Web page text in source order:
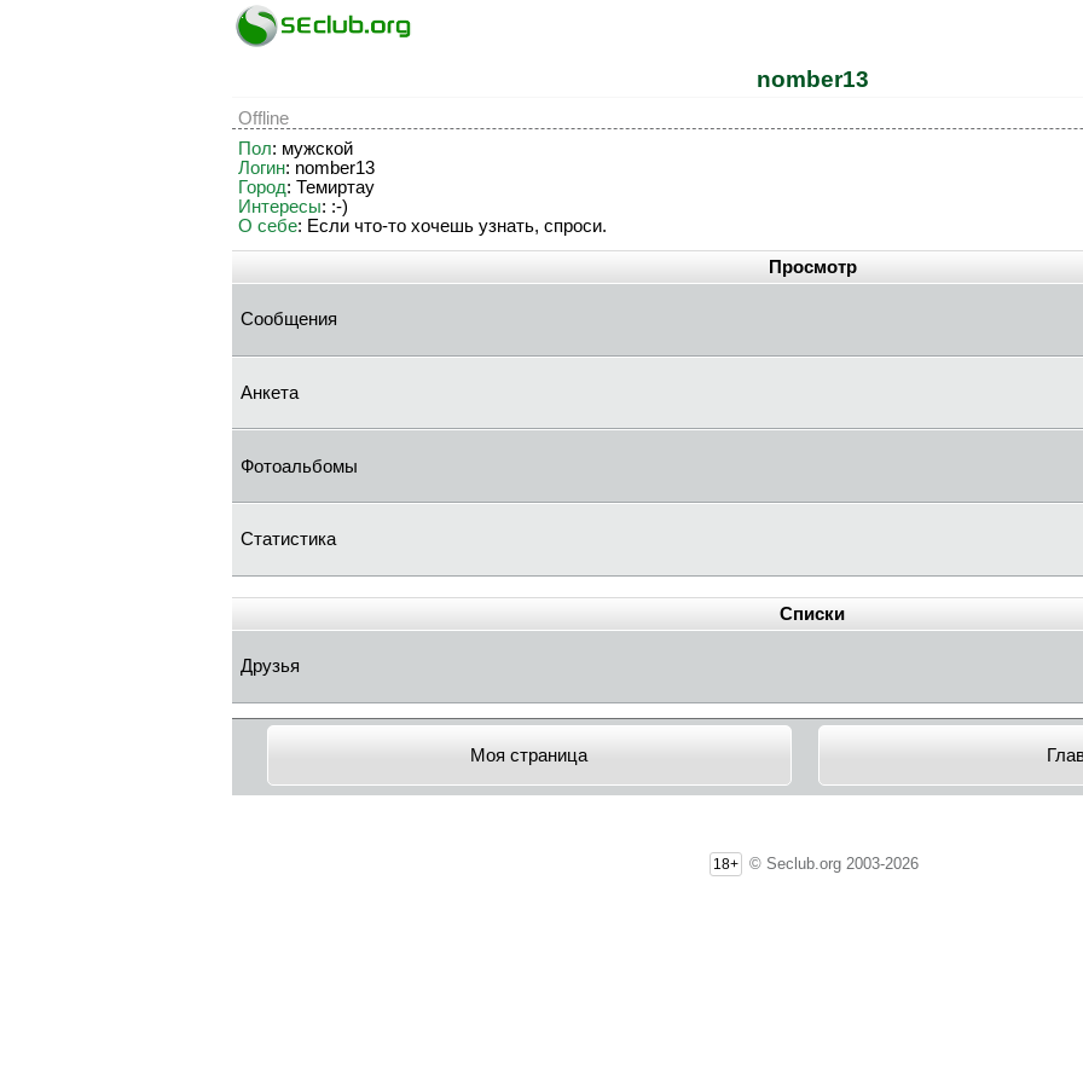
nomber13
Offline
Пол: мужской
Логин: nomber13
Город: Темиртау
Интересы: :-)
О себе: Если что-то хочешь узнать, спроси.
Просмотр
Сообщения
Анкета
Фотоальбомы
Статистика
Списки
Друзья
Моя страница
18+ © Seclub.org 2003-2026